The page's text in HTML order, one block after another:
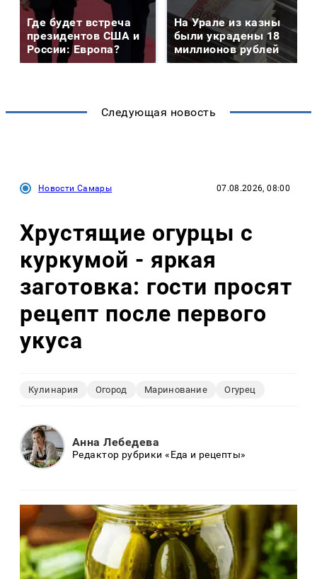
Где будет встреча
президентов США и
России: Европа?
На Урале из казны
были украдены 18
миллионов рублей
Следующая новость
Новости Самары 07.08.2026, 08:00
Хрустящие огурцы с
куркумой - яркая
заготовка: гости просят
рецепт после первого
укуса
Кулинария Огород Маринование Огурец
Анна Лебедева
Редактор рубрики «Еда и рецепты»